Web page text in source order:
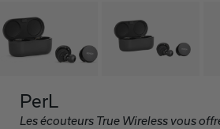
PerL
Les écouteurs True Wireless vous